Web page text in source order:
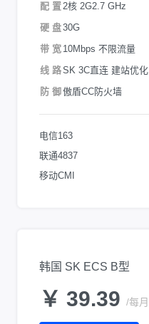
配 置2核 2G2.7 GHz
硬 盘30G
带 宽 10Mbps 不限流量
线 路SK 3C直连 建站优化
防 御傲盾CC防火墙
电信163
联通4837
移动CMI
韩国 SK ECS B型
￥ 39.39 /每月